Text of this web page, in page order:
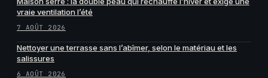
vraie ventilation l’été
7 AOÛT 2026
Nettoyer une terrasse sans l’abîmer, selon le matériau et les
salissures
6 AOÛT 2026